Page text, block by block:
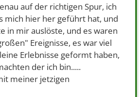
auf der richtigen Spur, ich
mich hier her geführt hat, und
in mir auslöste, und es waren
Ereignisse, es war viel
Erlebnisse geformt haben,
der ich bin.....
meiner jetzigen